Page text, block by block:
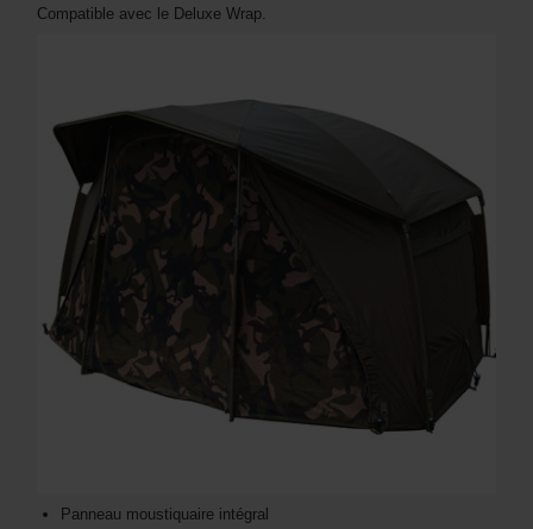
Compatible avec le Deluxe Wrap.
Panneau moustiquaire intégral